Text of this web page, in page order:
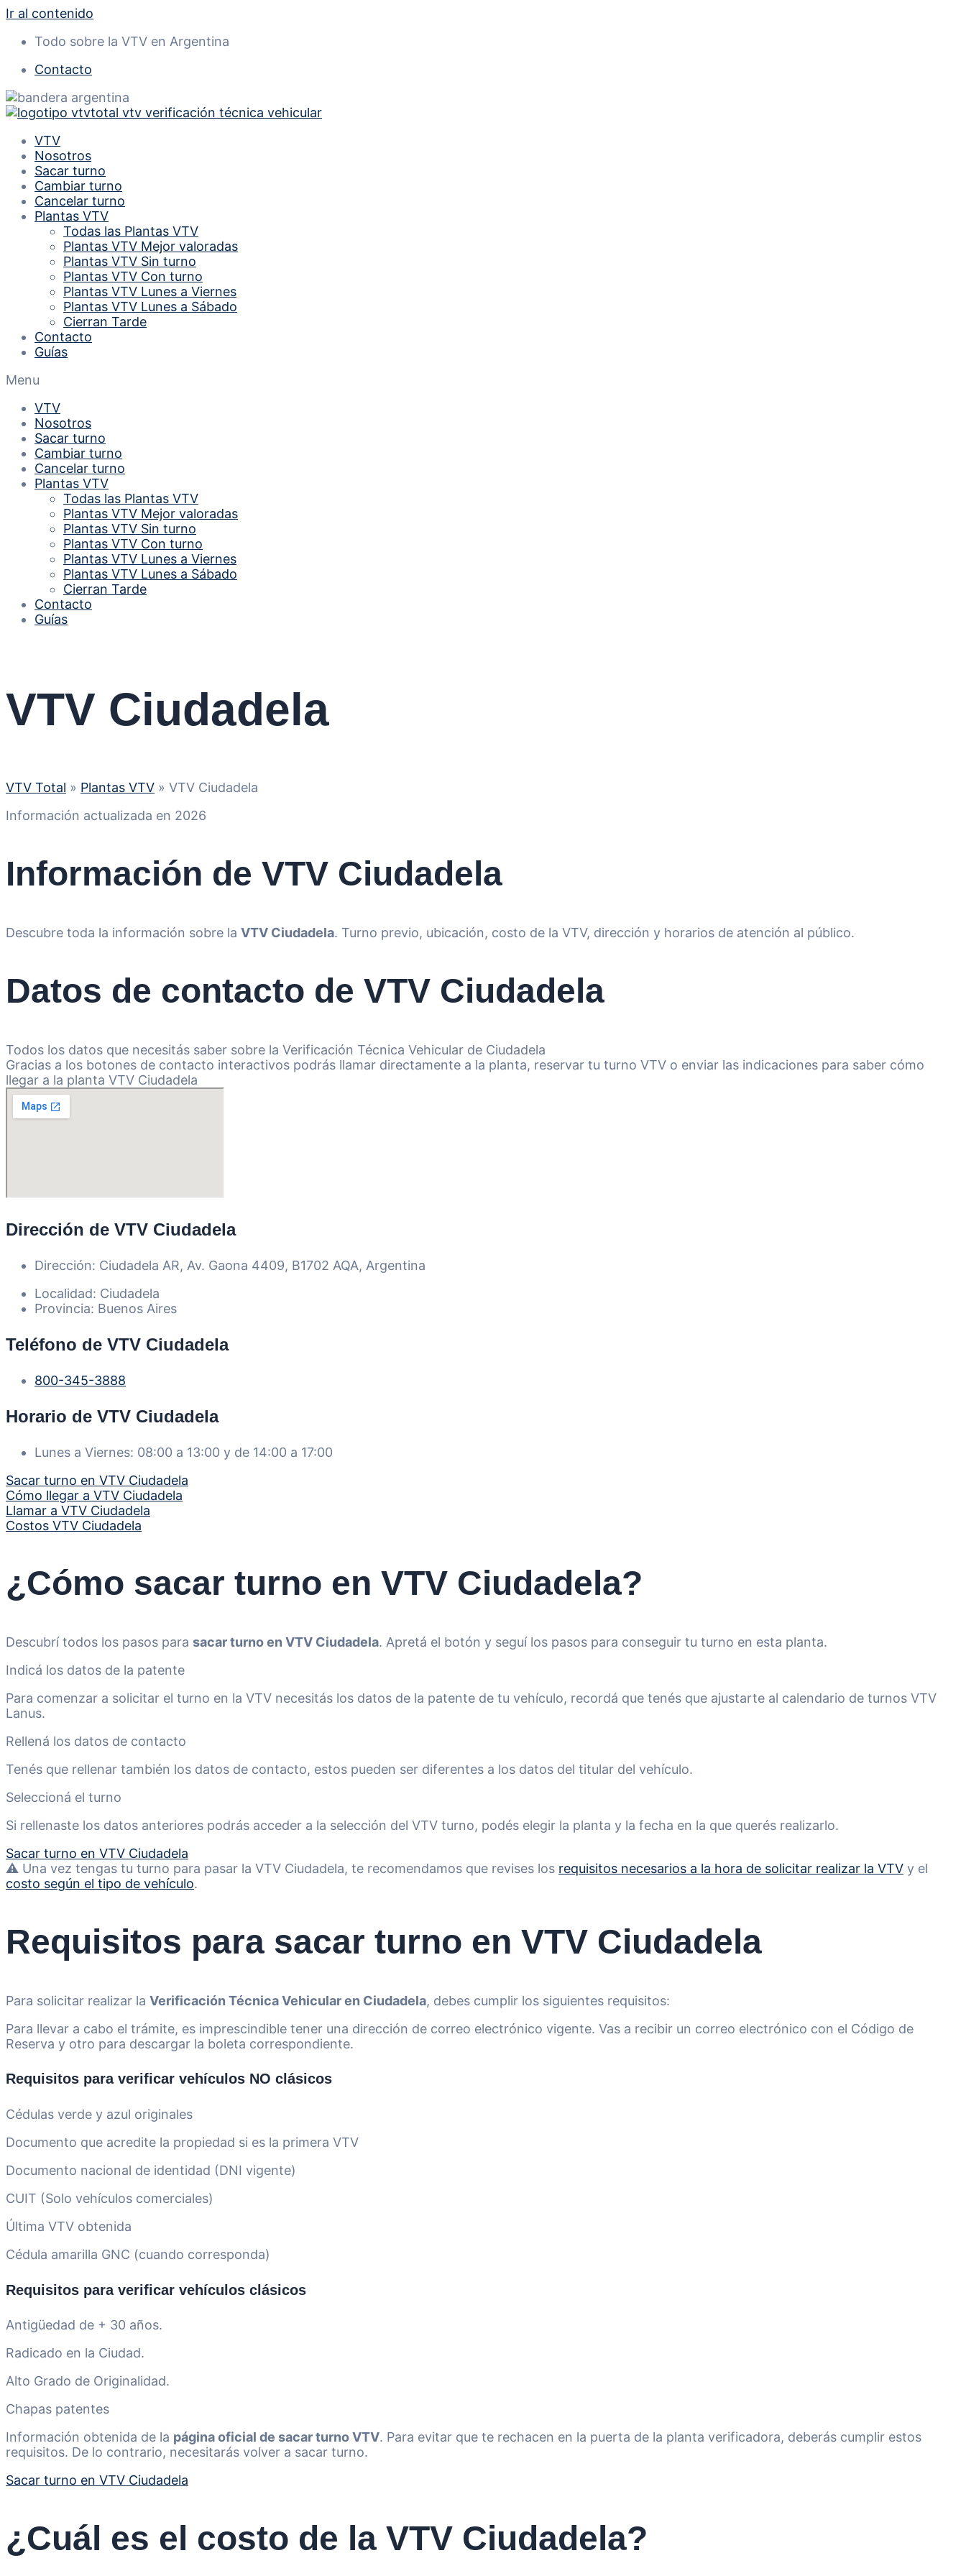
Ir al contenido
Todo sobre la VTV en Argentina
Contacto
VTV
Nosotros
Sacar turno
Cambiar turno
Cancelar turno
Plantas VTV
Todas las Plantas VTV
Plantas VTV Mejor valoradas
Plantas VTV Sin turno
Plantas VTV Con turno
Plantas VTV Lunes a Viernes
Plantas VTV Lunes a Sábado
Cierran Tarde
Contacto
Guías
Menu
VTV
Nosotros
Sacar turno
Cambiar turno
Cancelar turno
Plantas VTV
Todas las Plantas VTV
Plantas VTV Mejor valoradas
Plantas VTV Sin turno
Plantas VTV Con turno
Plantas VTV Lunes a Viernes
Plantas VTV Lunes a Sábado
Cierran Tarde
Contacto
Guías
VTV Ciudadela
VTV Total » Plantas VTV » VTV Ciudadela
Información actualizada en 2026
Información de VTV Ciudadela
Descubre toda la información sobre la VTV Ciudadela. Turno previo, ubicación, costo de la VTV, dirección y horarios de atención al público.
Datos de contacto de VTV Ciudadela
Todos los datos que necesitás saber sobre la Verificación Técnica Vehicular de Ciudadela
Gracias a los botones de contacto interactivos podrás llamar directamente a la planta, reservar tu turno VTV o enviar las indicaciones para saber cómo
llegar a la planta VTV Ciudadela
Dirección de VTV Ciudadela
Dirección: Ciudadela AR, Av. Gaona 4409, B1702 AQA, Argentina
Localidad: Ciudadela
Provincia: Buenos Aires
Teléfono de VTV Ciudadela
800-345-3888
Horario de VTV Ciudadela
Lunes a Viernes: 08:00 a 13:00 y de 14:00 a 17:00
Sacar turno en VTV Ciudadela
Cómo llegar a VTV Ciudadela
Llamar a VTV Ciudadela
Costos VTV Ciudadela
¿Cómo sacar turno en VTV Ciudadela?
Descubrí todos los pasos para sacar turno en VTV Ciudadela. Apretá el botón y seguí los pasos para conseguir tu turno en esta planta.
Indicá los datos de la patente
Para comenzar a solicitar el turno en la VTV necesitás los datos de la patente de tu vehículo, recordá que tenés que ajustarte al calendario de turnos VTV
Lanus.
Rellená los datos de contacto
Tenés que rellenar también los datos de contacto, estos pueden ser diferentes a los datos del titular del vehículo.
Seleccioná el turno
Si rellenaste los datos anteriores podrás acceder a la selección del VTV turno, podés elegir la planta y la fecha en la que querés realizarlo.
Sacar turno en VTV Ciudadela
⚠️ Una vez tengas tu turno para pasar la VTV Ciudadela, te recomendamos que revises los requisitos necesarios a la hora de solicitar realizar la VTV y el
costo según el tipo de vehículo.
Requisitos para sacar turno en VTV Ciudadela
Para solicitar realizar la Verificación Técnica Vehicular en Ciudadela, debes cumplir los siguientes requisitos:
Para llevar a cabo el trámite, es imprescindible tener una dirección de correo electrónico vigente. Vas a recibir un correo electrónico con el Código de
Reserva y otro para descargar la boleta correspondiente.
Requisitos para verificar vehículos NO clásicos
Cédulas verde y azul originales
Documento que acredite la propiedad si es la primera VTV
Documento nacional de identidad (DNI vigente)
CUIT (Solo vehículos comerciales)
Última VTV obtenida
Cédula amarilla GNC (cuando corresponda)
Requisitos para verificar vehículos clásicos
Antigüedad de + 30 años.
Radicado en la Ciudad.
Alto Grado de Originalidad.
Chapas patentes
Información obtenida de la página oficial de sacar turno VTV. Para evitar que te rechacen en la puerta de la planta verificadora, deberás cumplir estos
requisitos. De lo contrario, necesitarás volver a sacar turno.
Sacar turno en VTV Ciudadela
¿Cuál es el costo de la VTV Ciudadela?